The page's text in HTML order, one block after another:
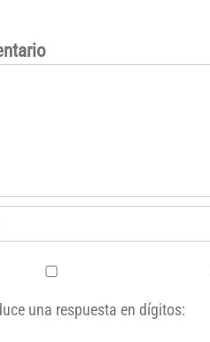
una respuesta en dígitos: